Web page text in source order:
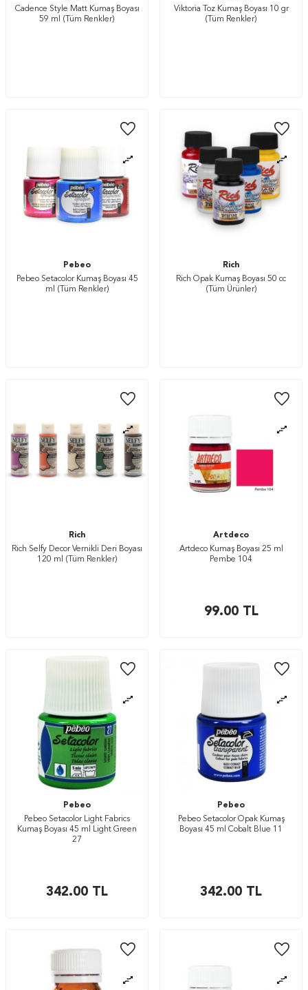
Cadence Style Matt Kumaş Boyası
59 ml (Tüm Renkler)
Viktoria Toz Kumaş Boyası 10 gr
(Tüm Renkler)
Pebeo
Pebeo Setacolor Kumaş Boyası 45
ml (Tüm Renkler)
Rich
Rich Opak Kumaş Boyası 50 cc
(Tüm Ürünler)
Rich
Rich Selfy Decor Vernikli Deri Boyası
120 ml (Tüm Renkler)
Artdeco
Artdeco Kumaş Boyası 25 ml
Pembe 104
99.00TL
Pebeo
Pebeo Setacolor Light Fabrics
Kumaş Boyası 45 ml Light Green
27
342.00 TL
Pebeo
Pebeo Setacolor Opak Kumaş
Boyası 45 ml Cobalt Blue 11
342.00 TL